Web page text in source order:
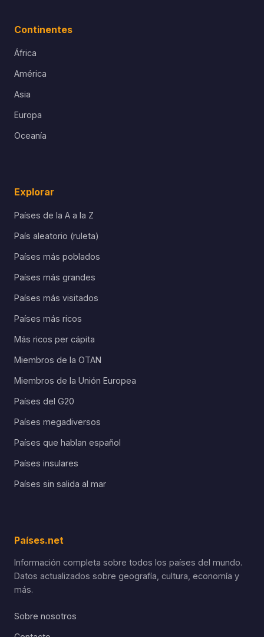
Continentes
África
América
Asia
Europa
Oceanía
Explorar
Países de la A a la Z
País aleatorio (ruleta)
Países más poblados
Países más grandes
Países más visitados
Países más ricos
Más ricos per cápita
Miembros de la OTAN
Miembros de la Unión Europea
Países del G20
Países megadiversos
Países que hablan español
Países insulares
Países sin salida al mar
Países.net
Información completa sobre todos los países del mundo.
Datos actualizados sobre geografía, cultura, economía y
más.
Sobre nosotros